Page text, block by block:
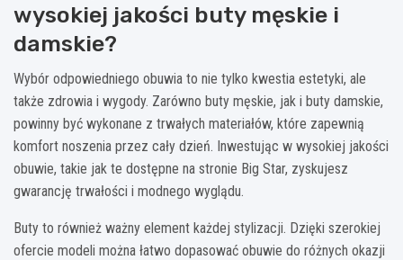
wysokiej jakości buty męskie i
damskie?
Wybór odpowiedniego obuwia to nie tylko kwestia estetyki, ale
także zdrowia i wygody. Zarówno buty męskie, jak i buty damskie,
powinny być wykonane z trwałych materiałów, które zapewnią
komfort noszenia przez cały dzień. Inwestując w wysokiej jakości
obuwie, takie jak te dostępne na stronie Big Star, zyskujesz
gwarancję trwałości i modnego wyglądu.
Buty to również ważny element każdej stylizacji. Dzięki szerokiej
ofercie modeli można łatwo dopasować obuwie do różnych okazji